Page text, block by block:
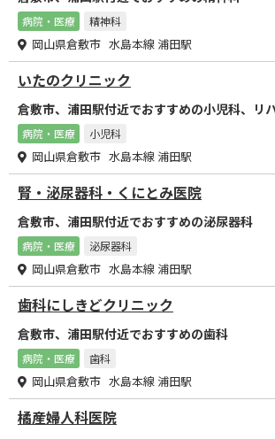
病院・医療 精神科
岡山県倉敷市 水島本線 浦田駅
いたのクリニック
倉敷市、浦田駅付近でおすすめの小児科、リ
病院・医療 小児科
岡山県倉敷市 水島本線 浦田駅
腎・泌尿器科・くにとみ医院
倉敷市、浦田駅付近でおすすめの泌尿器科
病院・医療 泌尿器科
岡山県倉敷市 水島本線 浦田駅
歯科にしきどクリニック
倉敷市、浦田駅付近でおすすめの歯科
病院・医療 歯科
岡山県倉敷市 水島本線 浦田駅
橘産婦人科医院